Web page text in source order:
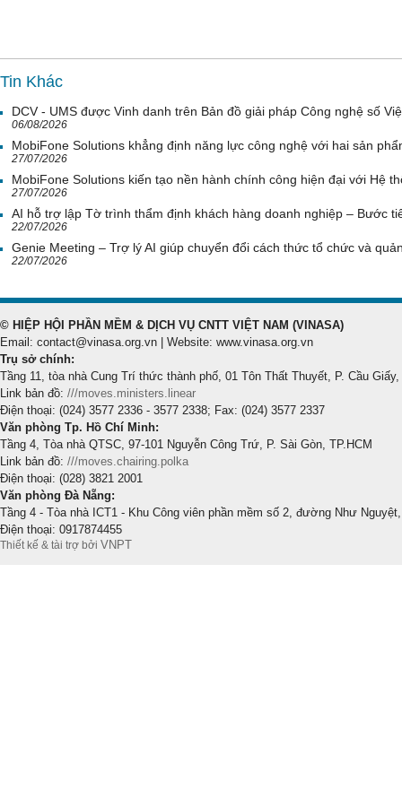
Tin Khác
DCV - UMS được Vinh danh trên Bản đồ giải pháp Công nghệ số
06/08/2026
MobiFone Solutions khẳng định năng lực công nghệ với hai sản
27/07/2026
MobiFone Solutions kiến tạo nền hành chính công hiện đại với Hệ
27/07/2026
AI hỗ trợ lập Tờ trình thẩm định khách hàng doanh nghiệp – Bước
22/07/2026
Genie Meeting – Trợ lý AI giúp chuyển đổi cách thức tổ chức và
22/07/2026
© HIỆP HỘI PHẦN MỀM & DỊCH VỤ CNTT VIỆT NAM (VINASA)
Email: contact@vinasa.org.vn | Website: www.vinasa.org.vn
Trụ sở chính:
Tầng 11, tòa nhà Cung Trí thức thành phố, 01 Tôn Thất Thuyết, P. Cầu Giấy,
Link bản đồ: ///moves.ministers.linear
Điện thoại: (024) 3577 2336 - 3577 2338; Fax: (024) 3577 2337
Văn phòng Tp. Hồ Chí Minh:
Tầng 4, Tòa nhà QTSC, 97-101 Nguyễn Công Trứ, P. Sài Gòn, TP.HCM
Link bản đồ: ///moves.chairing.polka
Điện thoại: (028) 3821 2001
Văn phòng Đà Nẵng:
Tầng 4 - Tòa nhà ICT1 - Khu Công viên phần mềm số 2, đường Như
Điện thoại: 0917874455
Thiết kế & tài trợ bởi VNPT